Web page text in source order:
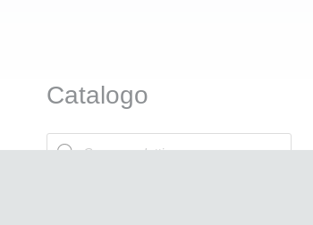
Catalogo
Products
search